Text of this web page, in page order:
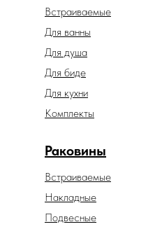
Раковины
Встраиваемые
Накладные
Подвесные
Встраиваемые
Для биде
Для ванны
Для душа
Для кухни
Комплекты